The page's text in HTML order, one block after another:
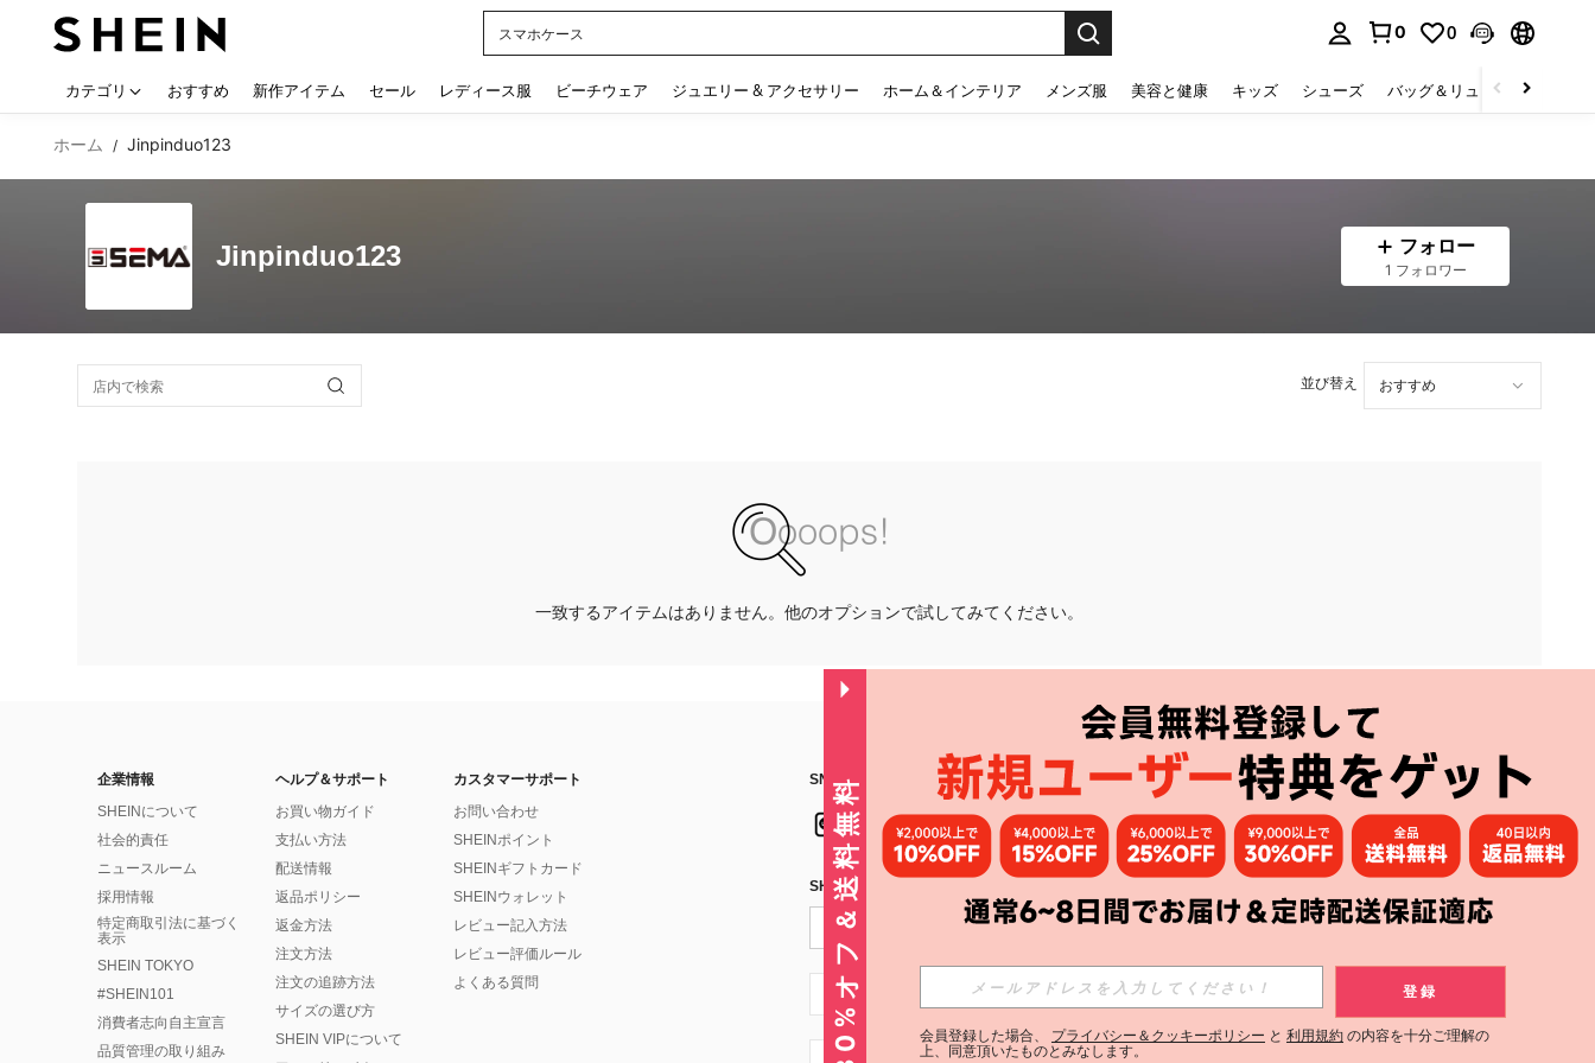
スマホケース
0 0
カテゴリ おすすめ 新作アイテム セール レディース服 ビーチウェア ジュエリー & アクセサリー ホーム＆インテリア メンズ服 美容と健康 キッズ シューズ バッグ＆リュック
ホーム / Jinpinduo123
Jinpinduo123 フォロー
1 フォロワー
並び替え
一致するアイテムはありません。他のオプションで試してみてください。
企業情報
SHEINについて
社会的責任
ニュースルーム
採用情報
特定商取引法に基づく
表示
SHEIN TOKYO
#SHEIN101
消費者志向自主宣言
品質管理の取り組み
ヘルプ＆サポート
お買い物ガイド
支払い方法
配送情報
返品ポリシー
返金方法
注文方法
注文の追跡方法
サイズの選び方
SHEIN VIPについて
カスタマーサポート
お問い合わせ
SHEINポイント
SHEINギフトカード
SHEINウォレット
レビュー記入方法
レビュー評価ルール
よくある質問
SNSフォローはこちら： アプリ
SHEIN STYLE NEWSを購読する
購読
JP + 81 登録する
30%オフ＆送料無料 登録
会員登録した場合、 プライバシー＆クッキーポリシー と 利用規約 の内容を十分ご理解の
上、同意頂いたものとみなします。